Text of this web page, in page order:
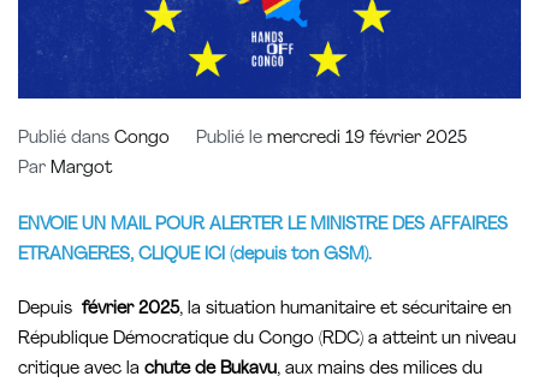
Publié dans Congo Publié le mercredi 19 février 2025
Par Margot
ENVOIE UN MAIL POUR ALERTER LE MINISTRE DES AFFAIRES
ETRANGERES, CLIQUE ICI (depuis ton GSM).
Depuis février 2025, la situation humanitaire et sécuritaire en
République Démocratique du Congo (RDC) a atteint un niveau
critique avec la chute de Bukavu, aux mains des milices du